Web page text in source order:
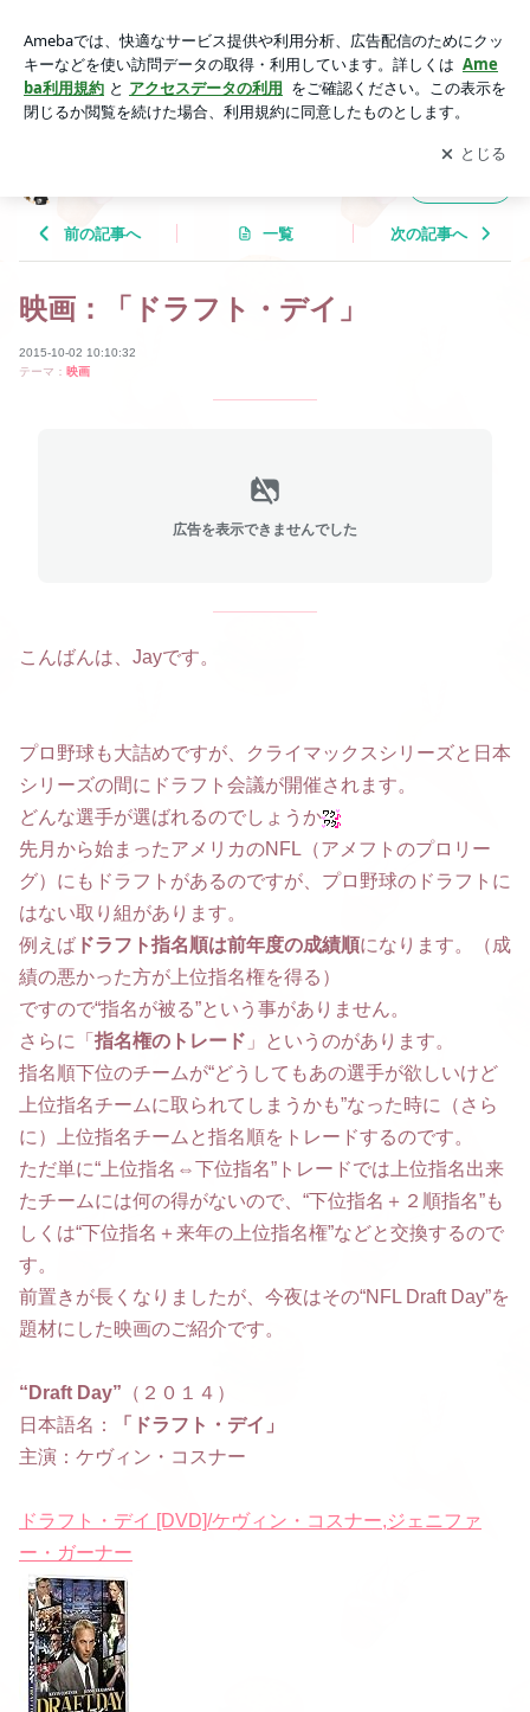
アプリをダウンロードして ブログの更新通知
を受け取りまし
ょう。
開く
前の記事へ 一覧 次の記事へ
映画：「ドラフト・デイ」
2015-10-02 10:10:32
テーマ： 映画
広告を表示できませんでした
こんばんは、Jayです。
プロ野球も大詰めですが、クライマックスシリーズと日本
シリーズの間にドラフト会議が開催されます。
どんな選手が選ばれるのでしょうか
先月から始まったアメリカのNFL（アメフトのプロリー
グ）にもドラフトがあるのですが、プロ野球のドラフトに
はない取り組があります。
例えば ドラフト指名順は前年度の成績順になります。（成
績の悪かった方が上位指名権を得る）
ですので“指名が被る”という事がありません。
さらに「 指名権のトレード 」というのがあります。
指名順下位のチームが“どうしてもあの選手が欲しいけど
上位指名チームに取られてしまうかも”なった時に（さら
に）上位指名チームと指名順をトレードするのです。
ただ単に“上位指名⇔下位指名”トレードでは上位指名出来
たチームには何の得がないので、“下位指名＋２順指名”も
しくは“下位指名＋来年の上位指名権”などと交換するので
す。
前置きが長くなりましたが、今夜はその“NFL Draft Day”を
題材にした映画のご紹介です。
“Draft Day” （２０１４）
日本語名：
「ドラフト・デイ」
主演：ケヴィン・コスナー
ドラフト・デイ [DVD]/ケヴィン・コスナー,ジェニファ
ー・ガーナー